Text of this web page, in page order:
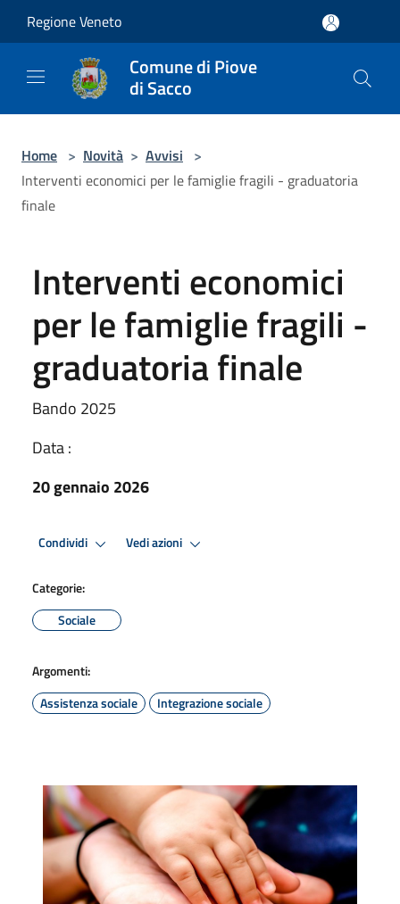
Regione Veneto
Comune di Piove
di Sacco
Home > Novità > Avvisi >
Interventi economici per le famiglie fragili - graduatoria
finale
Interventi economici
per le famiglie fragili -
graduatoria finale
Bando 2025
Data :
20 gennaio 2026
Condividi Vedi azioni
Categorie:
Sociale
Argomenti:
Assistenza sociale
Integrazione sociale